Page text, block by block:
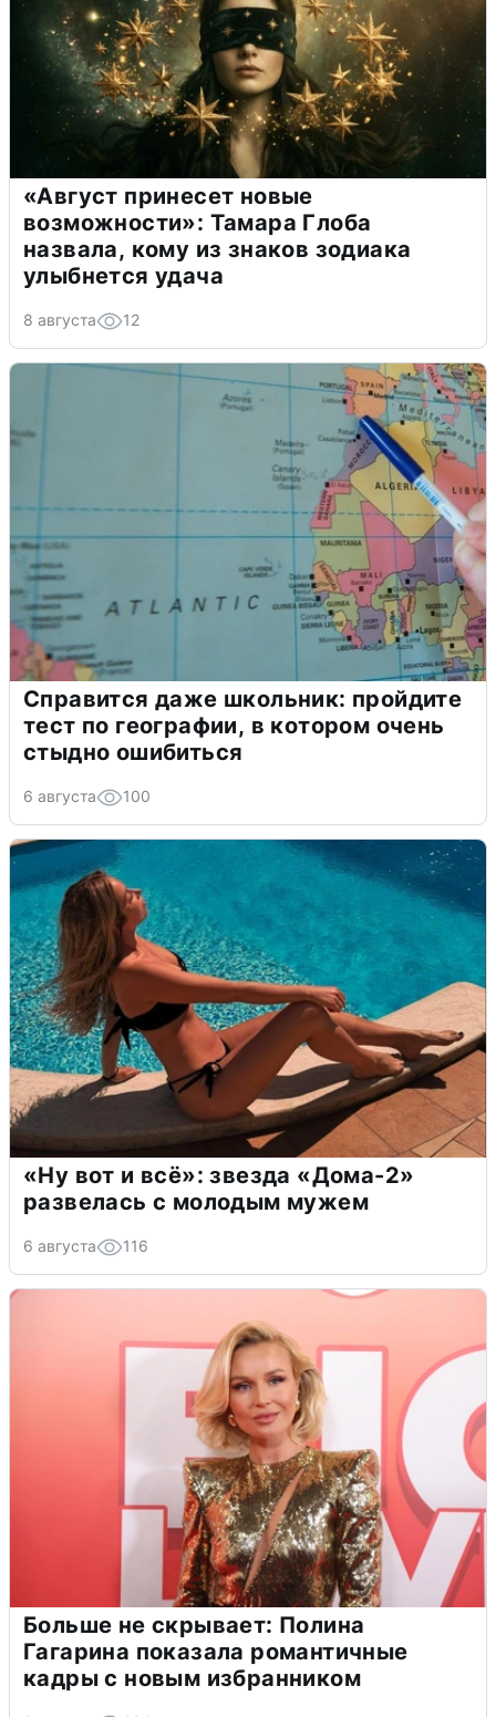
«Август принесет новые
возможности»: Тамара Глоба
назвала, кому из знаков зодиака
улыбнется удача
8 августа 12
Справится даже школьник: пройдите
тест по географии, в котором очень
стыдно ошибиться
6 августа 100
«Ну вот и всё»: звезда «Дома-2»
развелась с молодым мужем
6 августа 116
Больше не скрывает: Полина
Гагарина показала романтичные
кадры с новым избранником